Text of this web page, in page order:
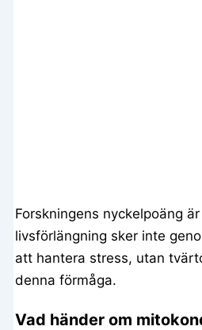
Forskningens nyckelpoäng
livsförlängning sker inte
att hantera stress, utan
denna förmåga.
Vad händer om